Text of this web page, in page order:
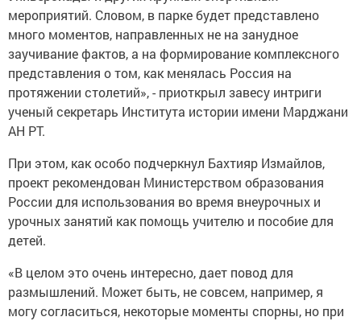
мероприятий. Словом, в парке будет представлено
много моментов, направленных не на занудное
заучивание фактов, а на формирование комплексного
представления о том, как менялась Россия на
протяжении столетий», - приоткрыл завесу интриги
ученый секретарь Института истории имени Марджани
АН РТ.
При этом, как особо подчеркнул Бахтияр Измайлов,
проект рекомендован Министерством образования
России для использования во время внеурочных и
урочных занятий как помощь учителю и пособие для
детей.
«В целом это очень интересно, дает повод для
размышлений. Может быть, не совсем, например, я
могу согласиться, некоторые моменты спорны, но при